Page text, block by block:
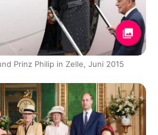
Prinz Philip in Zelle, Juni 2015